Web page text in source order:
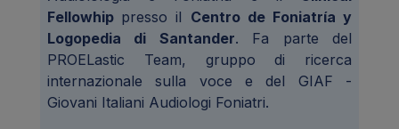
Fellowhip presso il Centro de Foniatría y
Logopedia di Santander. Fa parte del
PROELastic Team, gruppo di ricerca
internazionale sulla voce e del GIAF -
Giovani Italiani Audiologi Foniatri.